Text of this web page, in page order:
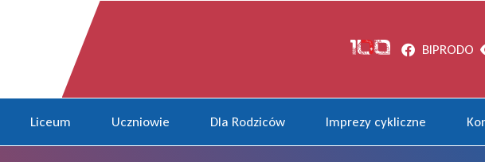
Facebook
BIPRODO
Liceum Uczniowie Dla Rodziców Imprezy cykliczne